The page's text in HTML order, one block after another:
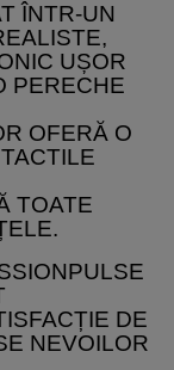
ÎNTR-UN
UȘOR
PERECHE
OFERĂ O
TOATE
DE
NEVOILOR